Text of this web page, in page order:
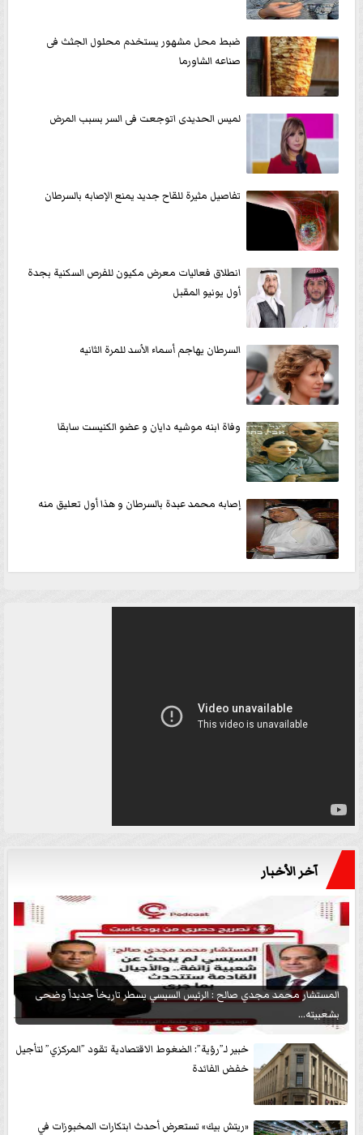
ضبط محل مشهور يستخدم محلول الجثث فى
صناعه الشاورما
لميس الحديدى اتوجعت فى السر بسبب المرض
تفاصيل مثيرة للقاح جديد يمنع الإصابه بالسرطان
انطلاق فعاليات معرض مكيون للفرص السكنية بجدة
أول يونيو المقبل
السرطان يهاجم أسماء الأسد للمرة الثانيه
وفاة ابنه موشيه دايان و عضو الكنيست سابقا
إصابه محمد عبدة بالسرطان و هذا أول تعليق منه
آخر الأخبار
المستشار محمد مجدي صالح : الرئيس السيسي يسطر تاريخاً جديداً وضحى
بشعبيته...
خبير لـ”رؤية”: الضغوط الاقتصادية تقود ”المركزي” لتأجيل
خفض الفائدة
«ريتش بيك» تستعرض أحدث ابتكارات المخبوزات في